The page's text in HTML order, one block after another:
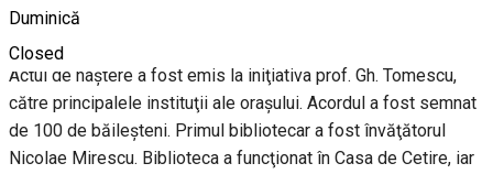
Duminică
Closed
Actul de naştere a fost emis la iniţiativa prof. Gh. Tomescu,
către principalele instituţii ale oraşului. Acordul a fost semnat
de 100 de băileşteni. Primul bibliotecar a fost învăţătorul
Nicolae Mirescu. Biblioteca a funcţionat în Casa de Cetire, iar